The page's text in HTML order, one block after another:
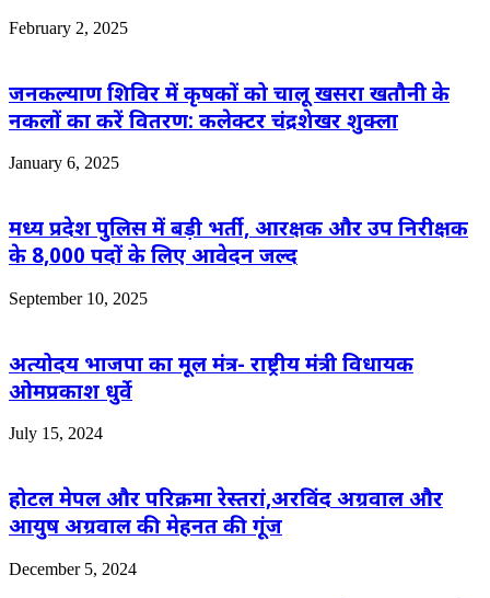
February 2, 2025
जनकल्याण शिविर में कृषकों को चालू खसरा खतौनी के
नकलों का करें वितरण: कलेक्टर चंद्रशेखर शुक्ला
January 6, 2025
मध्य प्रदेश पुलिस में बड़ी भर्ती, आरक्षक और उप निरीक्षक
के 8,000 पदों के लिए आवेदन जल्द
September 10, 2025
अत्योदय भाजपा का मूल मंत्र- राष्ट्रीय मंत्री विधायक
ओमप्रकाश धुर्वे
July 15, 2024
होटल मेपल और परिक्रमा रेस्तरां,अरविंद अग्रवाल और
आयुष अग्रवाल की मेहनत की गूंज
December 5, 2024